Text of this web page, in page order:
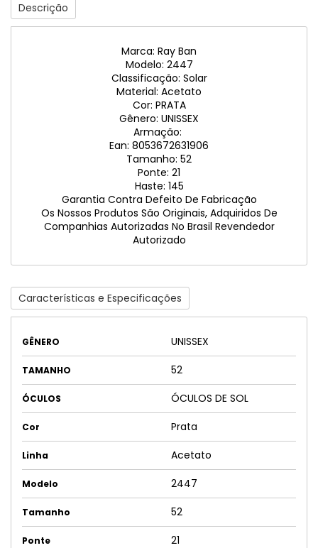
Descrição
Marca: Ray Ban
Modelo: 2447
Classificação: Solar
Material: Acetato
Cor: PRATA
Gênero: UNISSEX
Armação:
Ean: 8053672631906
Tamanho: 52
Ponte: 21
Haste: 145
Garantia Contra Defeito De Fabricação
Os Nossos Produtos São Originais, Adquiridos De
Companhias Autorizadas No Brasil Revendedor
Autorizado
Características e Especificações
GÊNERO UNISSEX
TAMANHO 52
ÓCULOS ÓCULOS DE SOL
Cor Prata
Linha Acetato
Modelo 2447
Tamanho 52
Ponte 21